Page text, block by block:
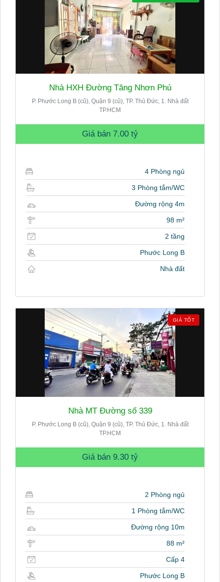
Nhà HXH Đường Tăng Nhơn Phú
P. Phước Long B (cũ), Quận 9 (cũ), TP. Thủ Đức, 1. Nhà đất
TP.HCM
Giá bán 7.00 tỷ
4 Phòng ngủ
3 Phòng tắm/WC
Đường rộng 4m
98 m²
2 tầng
Phước Long B
Nhà đất
GIÁ TỐT
Nhà MT Đường số 339
P. Phước Long B (cũ), Quận 9 (cũ), TP. Thủ Đức, 1. Nhà đất
TP.HCM
Giá bán 9.30 tỷ
2 Phòng ngủ
1 Phòng tắm/WC
Đường rộng 10m
88 m²
Cấp 4
Phước Long B